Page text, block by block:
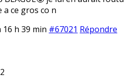
a ce gros co n
16 h 39 min #67021 Répondre